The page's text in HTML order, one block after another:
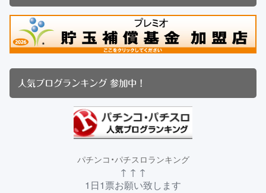
人気ブログランキング 参加中！
パチンコ・パチスロランキング
↑ ↑ ↑
1日1票お願い致します